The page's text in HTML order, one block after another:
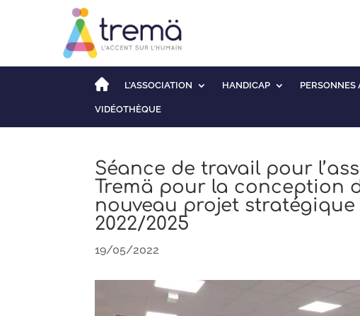
L’ASSOCIATION HANDICAP PERSONNES
VIDÉOTHÈQUE
Séance de travail pour
Tremä pour la conception
nouveau projet stratégique
2022/2025
19/05/2022